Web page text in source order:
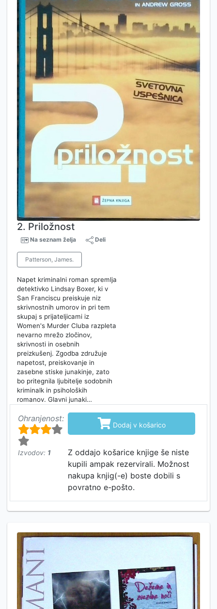
2. Priložnost
Na seznam želja Deli
Patterson, James.
Napet kriminalni roman spremlja
detektivko Lindsay Boxer, ki v
San Franciscu preiskuje niz
skrivnostnih umorov in pri tem
skupaj s prijateljicami iz
Women's Murder Cluba razpleta
nevarno mrežo zločinov,
skrivnosti in osebnih
preizkušenj. Zgodba združuje
napetost, preiskovanje in
zasebne stiske junakinje, zato
bo pritegnila ljubitelje sodobnih
kriminalk in psiholoških
romanov. Glavni junaki…
Ohranjenost:
Izvodov: 1
 Dodaj v košarico
Z oddajo košarice knjige še niste
kupili ampak rezervirali. Možnost
nakupa knjig(-e) boste dobili s
povratno e-pošto.